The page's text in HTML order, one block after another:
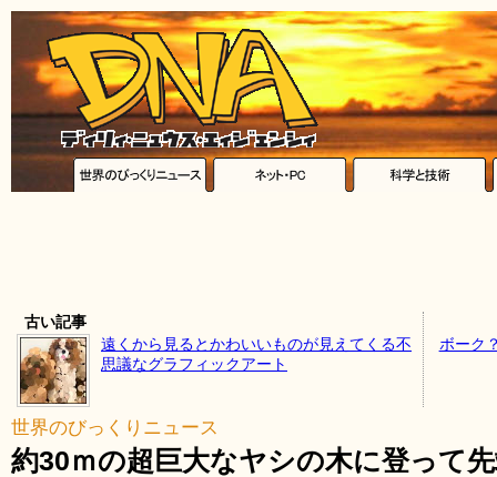
古い記事
遠くから見るとかわいいものが見えてくる不
思議なグラフィックアート
ボーク
世界のびっくりニュース
約30ｍの超巨大なヤシの木に登って